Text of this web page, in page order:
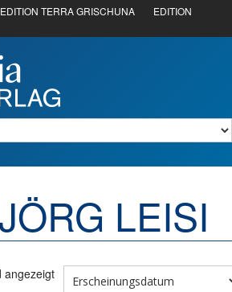
EDITION TERRA GRISCHUNA
EDITION
LEISI
angezeigt